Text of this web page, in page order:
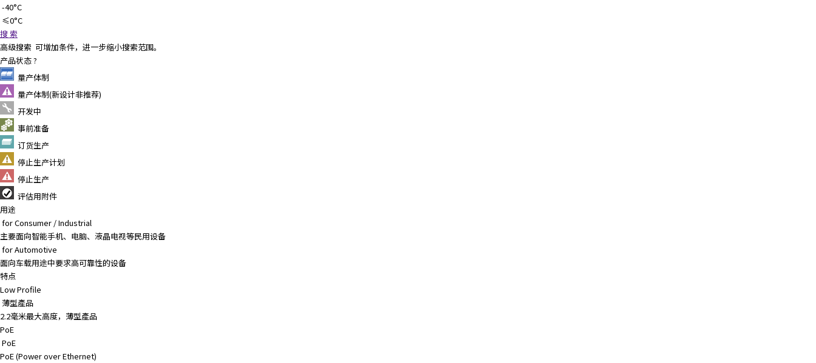
-40°C
≤0°C
搜 索
高级搜索 可增加条件，进一步缩小搜索范围。
产品状态?
量产体制
量产体制(新设计非推荐)
开发中
事前准备
订货生产
停止生产计划
停止生产
评估用附件
用途
for Consumer / Industrial
主要面向智能手机、电脑、液晶电视等民用设备
for Automotive
面向车载用途中要求高可靠性的设备
特点
Low Profile
薄型產品
2.2毫米最大高度，薄型產品
PoE
PoE
PoE (Power over Ethernet)